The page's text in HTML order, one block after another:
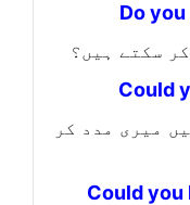
Do
سکتے ہیں؟
Could
میری مدد کر
Could you